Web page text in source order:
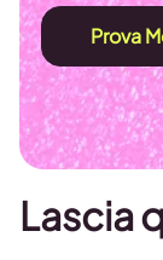
Prova
Lascia